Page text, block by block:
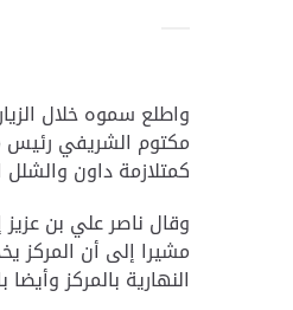
واطلع سموه خلال
مكتوم الشريفي رئيس
كمتلازمة داون والشلل
وقال ناصر علي بن عزيز
النهارية بالمركز